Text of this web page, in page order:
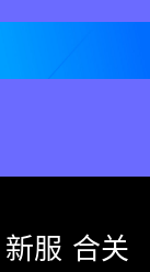
新服 合关